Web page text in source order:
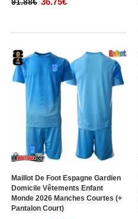
Maillot De Foot Espagne Gardien
Domicile Vêtements Enfant
Monde 2026 Manches Courtes (+
Pantalon Court)